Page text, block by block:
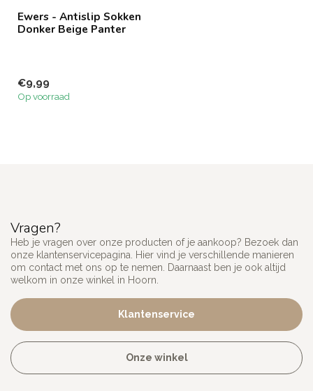
Ewers - Antislip Sokken
Donker Beige Panter
€9,99
Op voorraad
Vragen?
Heb je vragen over onze producten of je aankoop? Bezoek dan
onze klantenservicepagina. Hier vind je verschillende manieren
om contact met ons op te nemen. Daarnaast ben je ook altijd
welkom in onze winkel in Hoorn.
Klantenservice
Onze winkel